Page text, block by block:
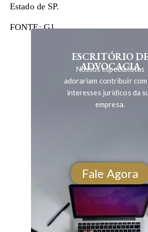
Estado de SP.
FONTE: G1
ESCRITÓRIO
ADVOCACIA
Nossos especialistas
adorariam contribuir com
interesses jurídicos da
empresa.
Fale Agora